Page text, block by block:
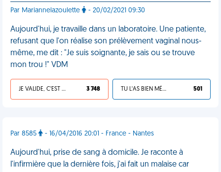
Par Mariannelazoulette - 20/02/2021 09:30
Aujourd'hui, je travaille dans un laboratoire. Une patiente,
refusant que l'on réalise son prélèvement vaginal nous-
même, me dit : "Je suis soignante, je sais ou se trouve
mon trou !" VDM
JE VALIDE, C'EST UNE VDM 3 748 TU L'AS BIEN MÉRITÉ 501
Par 8585 - 16/04/2016 20:01 - France - Nantes
Aujourd'hui, prise de sang à domicile. Je raconte à
l'infirmière que la dernière fois, j'ai fait un malaise car